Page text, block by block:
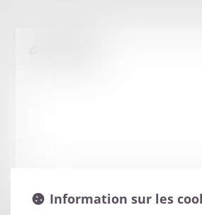
Information sur les